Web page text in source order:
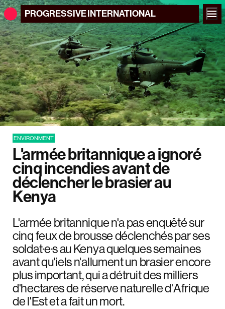
PROGRESSIVEINTERNATIONAL
ENVIRONMENT
L'armée britannique a ignoré
cinq incendies avant de
déclencher le brasier au
Kenya
L'armée britannique n'a pas enquêté sur
cinq feux de brousse déclenchés par ses
soldat·e·s au Kenya quelques semaines
avant qu'iels n'allument un brasier encore
plus important, qui a détruit des milliers
d'hectares de réserve naturelle d'Afrique
de l'Est et a fait un mort.